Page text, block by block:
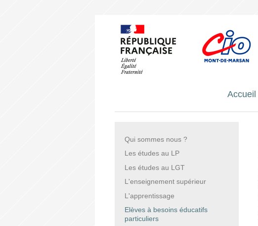
Accueil
Qui sommes nous ?
Les études au LP
Les études au LGT
L'enseignement supérieur
L'apprentissage
Elèves à besoins éducatifs
particuliers